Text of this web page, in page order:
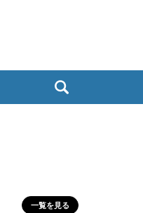
一覧を見る